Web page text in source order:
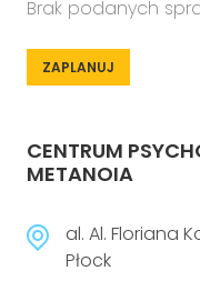
Brak podanych
ZAPLANUJ
CENTRUM
METANOIA
al. Al. Floriana
Płock